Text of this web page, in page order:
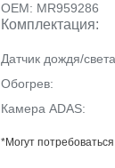
OEM: MR959286
Комплектация:
Датчик дождя/
Обогрев:
Камера ADAS:
*Могут